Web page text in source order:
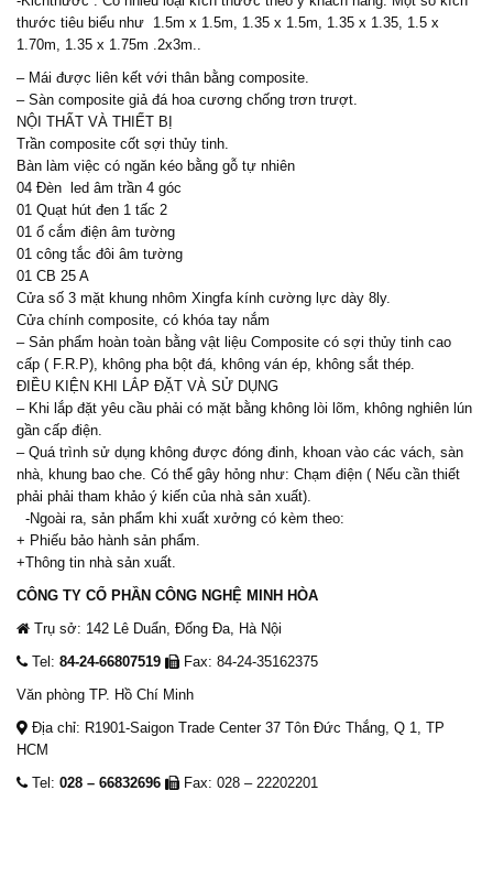
thước tiêu biểu như 1.5m x 1.5m, 1.35 x 1.5m, 1.35 x 1.35, 1.5 x
1.70m, 1.35 x 1.75m .2x3m..
– Mái được liên kết với thân bằng composite.
– Sàn composite giả đá hoa cương chống trơn trượt.
NỘI THẤT VÀ THIẾT BỊ
Trần composite cốt sợi thủy tinh.
Bàn làm việc có ngăn kéo bằng gỗ tự nhiên
04 Đèn led âm trần 4 góc
01 Quạt hút đen 1 tấc 2
01 ổ cắm điện âm tường
01 công tắc đôi âm tường
01 CB 25 A
Cửa số 3 mặt khung nhôm Xingfa kính cường lực dày 8ly.
Cửa chính composite, có khóa tay nắm
– Sản phẩm hoàn toàn bằng vật liệu Composite có sợi thủy tinh cao
cấp ( F.R.P), không pha bột đá, không ván ép, không sắt thép.
ĐIỀU KIỆN KHI LẮP ĐẶT VÀ SỬ DỤNG
– Khi lắp đặt yêu cầu phải có mặt bằng không lòi lõm, không nghiên lún
gần cấp điện.
– Quá trình sử dụng không được đóng đinh, khoan vào các vách, sàn
nhà, khung bao che. Có thể gây hỏng như: Chạm điện ( Nếu cần thiết
phải phải tham khảo ý kiến của nhà sản xuất).
-Ngoài ra, sản phẩm khi xuất xưởng có kèm theo:
+ Phiếu bảo hành sản phẩm.
+Thông tin nhà sản xuất.
CÔNG TY CỔ PHẦN CÔNG NGHỆ MINH HÒA
Trụ sở: 142 Lê Duẩn, Đống Đa, Hà Nội
Tel: 84-24-66807519
Fax: 84-24-35162375
Văn phòng TP. Hồ Chí Minh
Địa chỉ: R1901-Saigon Trade Center 37 Tôn Đức Thắng, Q 1, TP
HCM
Tel: 028 – 66832696 Fax: 028 – 22202201